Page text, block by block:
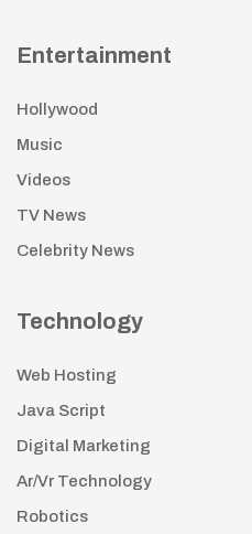
Entertainment
Hollywood
Music
Videos
TV News
Celebrity News
Technology
Web Hosting
Java Script
Digital Marketing
Ar/Vr Technology
Robotics